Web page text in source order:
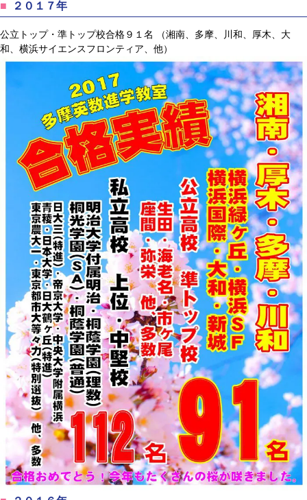
２０１７年
公立トップ・準トップ校合格９１名 （湘南、多摩、川和、厚木、大
和、横浜サイエンスフロンティア、他）